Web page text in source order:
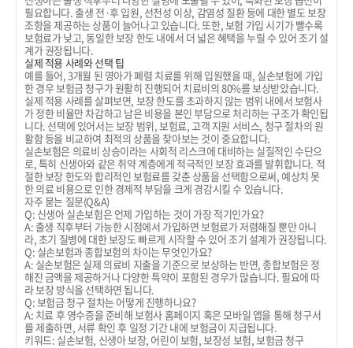
필요합니다. 출생 전·후 입원, 선천성 이상, 감염성 질환 등에 대한 별도 보장
조항을 제공하는 상품이 늘어나고 있습니다. 또한, 보험 가입 시기가 빨수록
보험료가 낮고, 동일한 보장 한도 내에서 더 넓은 혜택을 누릴 수 있어 조기 설
계가 권장됩니다.
실제 적용 사례와 선택 팁
예를 들어, 3개월 된 영아가 폐렴 치료를 위해 입원했을 때, 실손보험에 가입
한 경우 보험금 청구가 원활히 진행되어 치료비의 80%를 보상받았습니다.
실제 적용 사례를 살펴보면, 보장 한도를 초과하지 않는 범위 내에서 보험사
가 정한 비율만 차감하고 남은 비용을 본인 부담으로 처리하는 구조가 확인됩
니다. 선택에 있어서는 보장 범위, 보험료, 고객 지원 서비스, 청구 절차의 원
활함 등을 비교하여 최적의 상품을 찾아보는 것이 중요합니다.
실손보험은 의료비 상승이라는 사회적 리스크에 대비하는 실질적인 수단으
로, 특히 신생아와 같은 취약 계층에게 적극적인 보장 효과를 발휘합니다. 적
절한 보장 한도와 합리적인 보험료를 갖춘 상품을 선택함으로써, 예상치 못
한 의료 비용으로 인한 경제적 부담을 크게 경감시킬 수 있습니다.
자주 묻는 질문(Q&A)
Q: 신생아 실손보험은 언제 가입하는 것이 가장 적기인가요?
A: 출생 직후부터 가능한 시점에서 가입하면 보험료가 저렴해질 뿐만 아니
라, 초기 질병에 대한 보장도 빠르게 시작할 수 있어 조기 설계가 권장됩니다.
Q: 실손보험과 종합보험의 차이는 무엇인가요?
A: 실손보험은 실제 의료비 지출을 기준으로 보상하는 반면, 종합보험은 정
해진 금액을 제공하거나 다양한 특약이 포함된 경우가 많습니다. 필요에 따
라 보장 방식을 선택하면 됩니다.
Q: 보험금 청구 절차는 어떻게 진행하나요?
A: 치료 후 영수증을 준비해 보험사 홈페이지 혹은 모바일 앱을 통해 청구서
를 제출하면, 서류 확인 후 일정 기간 내에 보험금이 지급됩니다.
키워드: 실손보험, 신생아 보장, 어린이 보험, 보장성 보험, 보험금 청구